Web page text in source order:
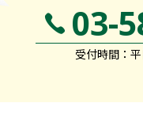
03-
受付時間：